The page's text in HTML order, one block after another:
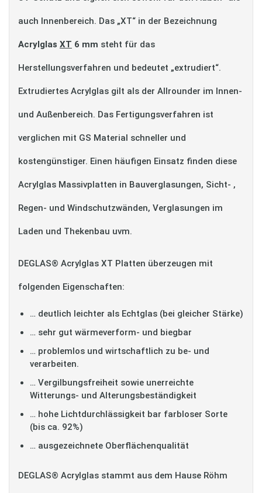
auch Innenbereich. Das „XT“ in der Bezeichnung
Acrylglas XT 6 mm steht für das
Herstellungsverfahren und bedeutet „extrudiert“.
Extrudiertes Acrylglas gilt als der Allrounder im Innen-
und Außenbereich. Das Fertigungsverfahren ist
verglichen mit GS Material schneller und
kostengünstiger. Einen häufigen Einsatz finden diese
Acrylglas Massivplatten in Bauverglasungen, Sicht- ,
Regen- und Windschutzwänden, Verglasungen im
Laden und Thekenbau uvm.
DEGLAS® Acrylglas XT Platten überzeugen mit
folgenden Eigenschaften:
… deutlich leichter als Echtglas (bei gleicher Stärke)
… sehr gut wärmeverform- und biegbar
… problemlos und wirtschaftlich zu be- und
verarbeiten.
… Vergilbungsfreiheit sowie unerreichte
Witterungs- und Alterungsbeständigkeit
… hohe Lichtdurchlässigkeit bar farbloser Sorte
(bis ca. 92%)
… ausgezeichnete Oberflächenqualität
DEGLAS® Acrylglas stammt aus dem Hause Röhm